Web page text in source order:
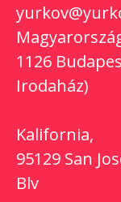
1126
Irodaház)
Kalifornia,
95129 San
Blv